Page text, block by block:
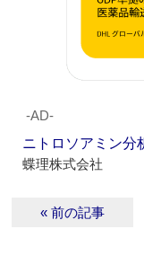
‐AD‐
ニトロソアミン
蝶理株式会社
« 前の記事